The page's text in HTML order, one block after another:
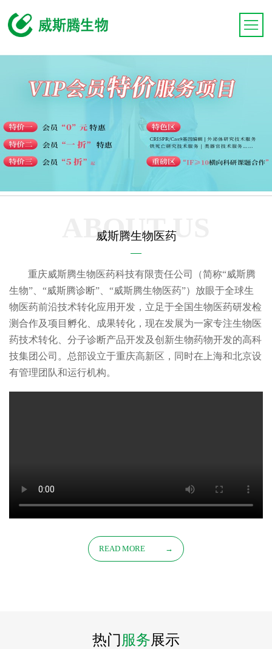
威斯腾生物医药
ABOUT US
重庆威斯腾生物医药科技有限责任公司（简称“威斯腾
生物”、“威斯腾诊断”、“威斯腾生物医药”）放眼于全球生
物医药前沿技术转化应用开发，立足于全国生物医药研发检
测合作及项目孵化、成果转化，现在发展为一家专注生物医
药技术转化、分子诊断产品开发及创新生物药物开发的高科
技集团公司。总部设立于重庆高新区，同时在上海和北京设
有管理团队和运行机构。
READ MORE →
热门服务展示